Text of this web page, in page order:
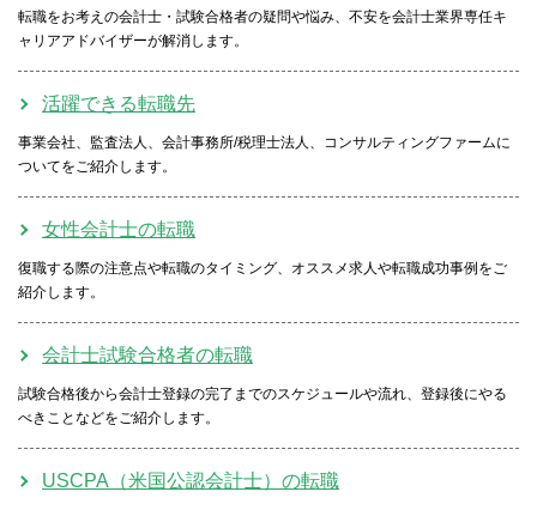
転職をお考えの会計士・試験合格者の疑問や悩み、不安を会計士業界専任キ
ャリアアドバイザーが解消します。
活躍できる転職先
事業会社、監査法人、会計事務所/税理士法人、コンサルティングファームに
ついてをご紹介します。
女性会計士の転職
復職する際の注意点や転職のタイミング、オススメ求人や転職成功事例をご
紹介します。
会計士試験合格者の転職
試験合格後から会計士登録の完了までのスケジュールや流れ、登録後にやる
べきことなどをご紹介します。
USCPA（米国公認会計士）の転職